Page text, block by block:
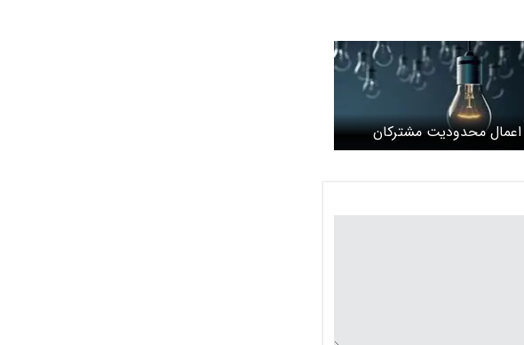
اعمال محدودیت مشترکان
پرمصرف برق در تهران از ابتدای